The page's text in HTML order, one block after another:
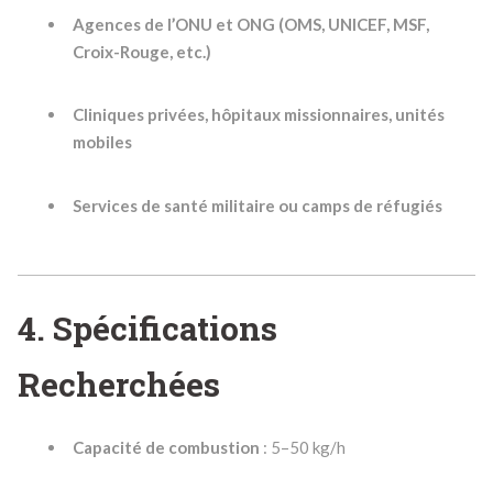
Agences de l’ONU et ONG (OMS, UNICEF, MSF,
Croix-Rouge, etc.)
Cliniques privées, hôpitaux missionnaires, unités
mobiles
Services de santé militaire ou camps de réfugiés
4. Spécifications
Recherchées
Capacité de combustion : 5–50 kg/h